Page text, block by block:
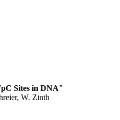
Sites in DNA"
W. Zinth